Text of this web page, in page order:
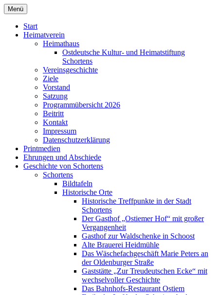
Zum
Inhalt
springen
Heimatverein Schortens von 1929 e. V.
Menü
Start
Heimatverein
Heimathaus
Ostdeutsche Kultur- und Heimatstiftung
Schortens
Vereinsgeschichte
Ziele
Vorstand
Satzung
Programmübersicht 2026
Beitritt
Kontakt
Impressum
Datenschutzerklärung
Printmedien
Ehrungen und Abschiede
Geschichte von Schortens
Schortens
Bildtafeln
Historische Orte
Historische Treffpunkte in der Stadt
Schortens
Der Gasthof „Ostiemer Hof“ mit großer
Vergangenheit
Gasthof zur Waldschenke in Schoost
Alte Brauerei Heidmühle
Das Wäschefachgeschäft Marie Peters an
der Oldenburger Straße
Gaststätte „Zur Treudeutschen Ecke“ mit
wechselvoller Geschichte
Das Bahnhofs-Restaurant Ostiem